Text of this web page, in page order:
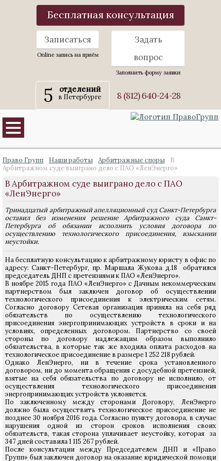
Бесплатная консультация
Записаться
Online запись на приём
Задать
вопрос
Заполнить форму заявки
5 отделений
в Петербурге 8 (812) 640-24-28
Право Групп Наши работы Арбитражные споры
В
Арбитражном суде выиграно дело с ПАО «ЛенЭнерго»
В Арбитражном суде выиграно дело с ПАО
«ЛенЭнерго»
Тринадцатый арбитражный апелляционный суд Санкт-Петербурга
оставил без изменения решение Арбитражного суда Санкт-
Петербурга
об обязании исполнить условия договора по
осуществлению технологического присоединения, взыскании
неустойки.
На бесплатную консультацию к арбитражному юристу в офис по
адресу: Санкт-Петербург, пр. Маршала Жукова д.18 обратился
председатель ДНП с претензиями к ПАО «ЛенЭнерго».
В ноябре 2015 года ПАО «ЛенЭнерго» с Дачным некоммерческим
партнерством был заключен договор об осуществлении
технологического присоединения к электрическим сетям.
Согласно договору Сетевая организация приняла на себя ряд
обязательств по осуществлению технологического
присоединения энергопринимающих устройств в сроки и на
условиях, определенных договором. Партнерство со своей
стороны по договору надлежащим образом выполнило
обязательства, в которые так же входила оплата расходов на
технологическое присоединение в размере 1 252 218 рублей.
Однако ЛенЭнерго, ни в течение срока установленного
договором, ни до момента обращения с досудебной претензией,
взятые на себя обязательства по договору не исполнило, от
осуществления технологического присоединения
энергопринимающих устройств уклоняется.
По заключенному между сторонами Договору, ЛенЭнерго
должно была осуществить технологическое присоединение не
позднее 30 ноября 2016 года. Согласно пункту договора, в случае
нарушения одной из сторон сроков исполнения своих
обязательств, такая сторона уплачивает неустойку, которая за
347 дней составила 1 115 267 рублей.
После консультации между Председателем ДНП и «Право
Групп» был заключен договор на оказание юридической помощи